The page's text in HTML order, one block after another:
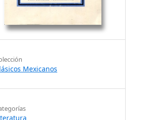
Mexicanos